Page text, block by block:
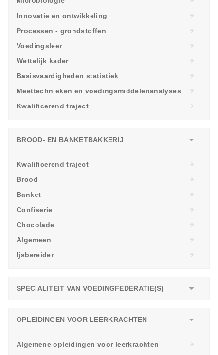
Innovatie en ontwikkeling
Processen - grondstoffen
Voedingsleer
Wettelijk kader
Basisvaardigheden statistiek
Meettechnieken en voedingsmiddelenanalyses
Kwalificerend traject
BROOD- EN BANKETBAKKERIJ
Kwalificerend traject
Brood
Banket
Confiserie
Chocolade
Algemeen
Ijsbereider
SPECIALITEIT VAN VOEDINGFEDERATIE(S)
OPLEIDINGEN VOOR LEERKRACHTEN
Algemene opleidingen voor leerkrachten